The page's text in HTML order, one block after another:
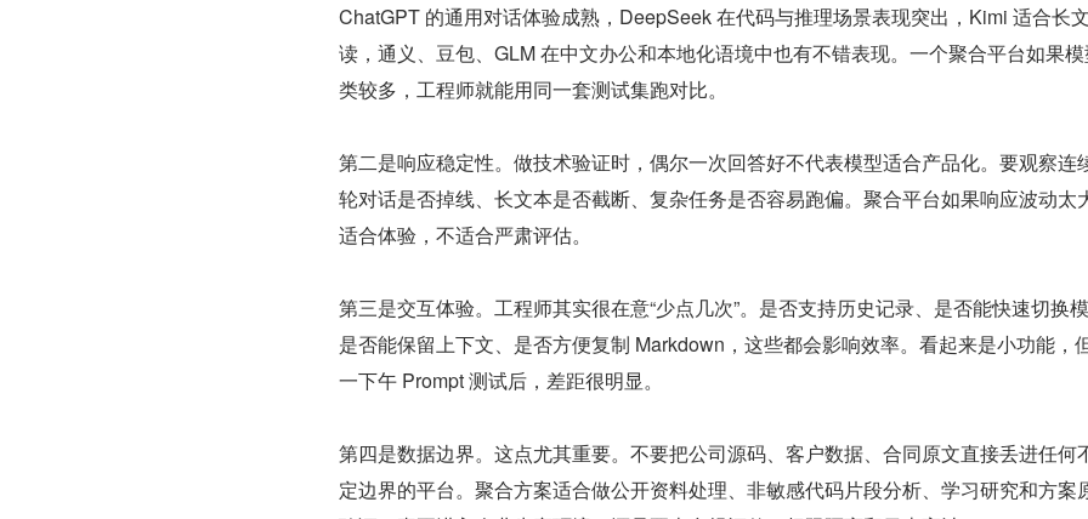
ChatGPT 的通用对话体验成熟，DeepSeek 在代码与推理场景表现突出，Kimi 适合长
读，通义、豆包、GLM 在中文办公和本地化语境中也有不错表现。一个聚合平台如果
类较多，工程师就能用同一套测试集跑对比。
第二是响应稳定性。做技术验证时，偶尔一次回答好不代表模型适合产品化。要观察连
轮对话是否掉线、长文本是否截断、复杂任务是否容易跑偏。聚合平台如果响应波动太
适合体验，不适合严肃评估。
第三是交互体验。工程师其实很在意“少点几次”。是否支持历史记录、是否能快速切换
是否能保留上下文、是否方便复制 Markdown，这些都会影响效率。看起来是小功能，
一下午 Prompt 测试后，差距很明显。
第四是数据边界。这点尤其重要。不要把公司源码、客户数据、合同原文直接丢进任何
定边界的平台。聚合方案适合做公开资料处理、非敏感代码片段分析、学习研究和方案